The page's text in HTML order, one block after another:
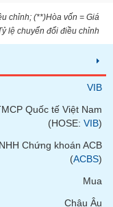
chỉnh; (**)Hòa vốn = Giá
lệ chuyển đổi điều chỉnh
VIB
Quốc tế Việt Nam
(HOSE: VIB)
Chứng khoán ACB
(ACBS)
Mua
Châu Âu